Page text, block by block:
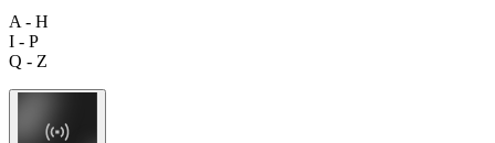
A - H
I - P
Q - Z